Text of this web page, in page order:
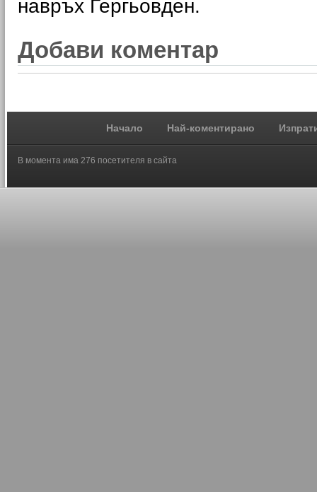
навръх Гергьовден.
Добави коментар
Начало Най-коментирано
В момента има 276 посетителя в сайта